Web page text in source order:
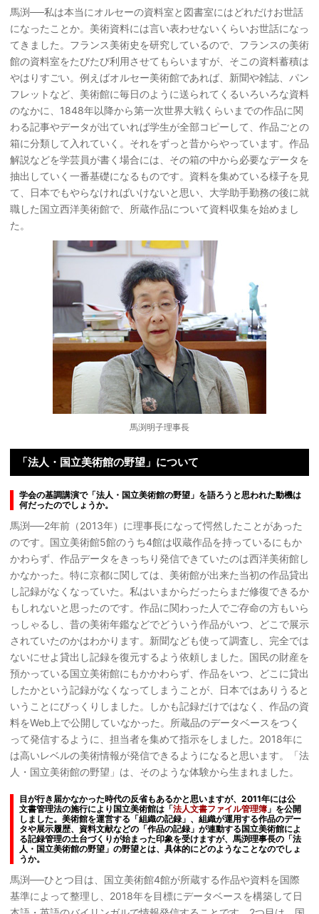
馬渕──私は本当にオルセーの資料室と図書室にはどれだけお世話
になったことか。美術資料には言い表わせないくらいお世話になっ
てきました。フランス美術史を研究しているので、フランスの美術
館の資料室をたびたび利用させてもらいますが、そこの資料蓄積は
やはりすごい。例えばオルセー美術館であれば、新聞や雑誌、パン
フレットなど、美術館に毎日のように送られてくるいろいろな資料
のなかに、1848年以降から第一次世界大戦くらいまでの作品に関
わる記事やデータが出ていれば学生が全部コピーして、作品ごとの
箱に分類して入れていく。それをずっと昔からやっています。作品
解説などを学芸員が書く場合には、その箱の中から必要なデータを
抽出していく一番基礎になるものです。資料を集めている様子を見
て、日本でもやらなければいけないと思い、大学助手勤務の後に就
職した国立西洋美術館で、所蔵作品について資料収集を始めまし
た。
馬渕明子理事長
「法人・国立美術館の野望」について
学会の基調講演で「法人・国立美術館の野望」を語ろうと思われた動機は
何だったのでしょうか。
馬渕──2年前（2013年）に理事長になって愕然したことがあった
のです。国立美術館5館のうち4館は収蔵作品を持っているにもか
かわらず、作品データをきっちり発信できていたのは西洋美術館し
かなかった。特に京都に関しては、美術館が出来た当初の作品貸出
し記録がなくなっていた。私はいまからだったらまだ修復できるか
もしれないと思ったのです。作品に関わった人でご存命の方もいら
っしゃるし、昔の美術年鑑などでどういう作品がいつ、どこで展示
されていたのかはわかります。新聞なども使って調査し、完全では
ないにせよ貸出し記録を復元するよう依頼しました。国民の財産を
預かっている国立美術館にもかかわらず、作品をいつ、どこに貸出
したかという記録がなくなってしまうことが、日本ではありうると
いうことにびっくりしました。しかも記録だけではなく、作品の資
料をWeb上で公開していなかった。所蔵品のデータベースをつく
って発信するように、担当者を集めて指示をしました。2018年に
は高いレベルの美術情報が発信できるようになると思います。「法
人・国立美術館の野望」は、そのような体験から生まれました。
目が行き届かなかった時代の反省もあるかと思いますが、2011年には公
文書管理法の施行により国立美術館は「法人文書ファイル管理簿 」を公開
しました。美術館を運営する「組織の記録」、組織が運用する作品のデー
タや展示履歴、資料文献などの「作品の記録」が連動する国立美術館によ
る記録管理の土台づくりが始まった印象を受けますが、馬渕理事長の「法
人・国立美術館の野望」の野望とは、具体的にどのようなことなのでしょ
うか。
馬渕──ひとつ目は、国立美術館4館が所蔵する作品や資料を国際
基準によって整理し、2018年を目標にデータベースを構築して日